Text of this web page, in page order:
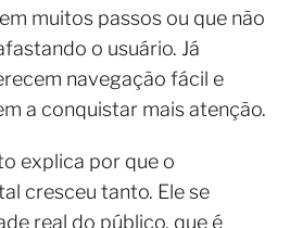
muitos passos ou que não
o usuário. Já
navegação fácil e
a conquistar mais atenção.
explica por que o
cresceu tanto. Ele se
real do público, que é